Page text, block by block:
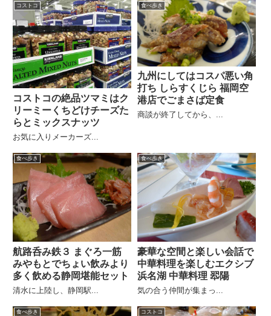
コストコ
コストコの絶品ツマミはク
リーミーくちどけチーズた
らとミックスナッツ
お気に入りメーカーズ...
食べ歩き
九州にしてはコスパ悪い角
打ち しらすくじら 福岡空
港店でごまさば定食
商談が終了してから、...
食べ歩き
航路呑み鉄３ まぐろ一筋
みやもとでちょい飲みより
多く飲める静岡堪能セット
清水に上陸し、静岡駅...
食べ歩き
豪華な空間と楽しい会話で
中華料理を楽しむエクシブ
浜名湖 中華料理 翆陽
気の合う仲間が集まっ...
食べ歩き コストコ